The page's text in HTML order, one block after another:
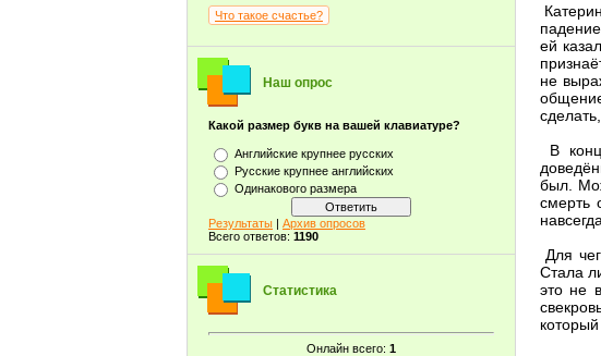
Что такое счастье?
Наш опрос
Какой размер букв на вашей клавиатуре?
Английские крупнее русских
Русские крупнее английских
Одинакового размера
Результаты | Архив опросов
Всего ответов: 1190
Статистика
Онлайн всего: 1
ей
не
В
был.
смерть
Для
Стала
это не